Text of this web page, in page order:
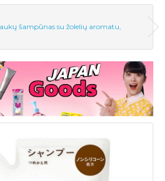
šampūnas su žolelių aromatu,